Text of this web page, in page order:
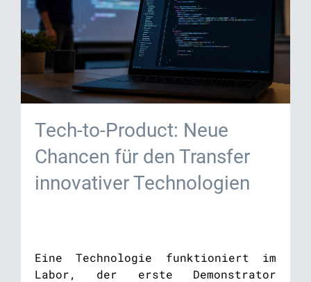
Tech-to-Product: Neue
Chancen für den Transfer
innovativer Technologien
Eine Technologie funktioniert im
Labor, der erste Demonstrator